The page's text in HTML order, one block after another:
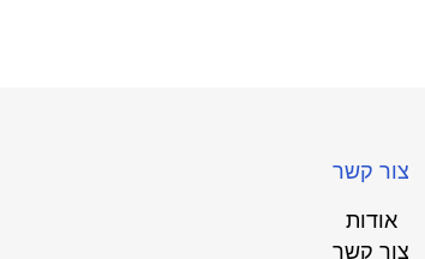
צור קשר
אודות
צור קשר